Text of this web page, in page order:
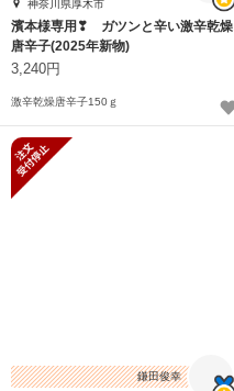
神奈川県厚木市
濱本様専用❣ ガツンと辛い激辛乾燥
唐辛子(2025年新物)
3,240円
激辛乾燥唐辛子150ｇ
鎌田俊幸